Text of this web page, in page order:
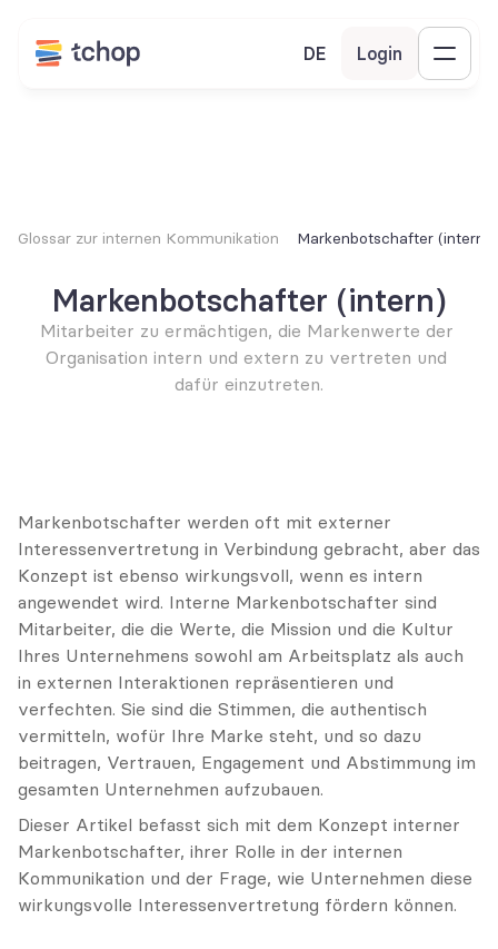
DE Login
Glossar zur internen Kommunikation Markenbotschafter (intern)
Markenbotschafter (intern)
Mitarbeiter zu ermächtigen, die Markenwerte der
Organisation intern und extern zu vertreten und
dafür einzutreten.
Markenbotschafter werden oft mit externer
Interessenvertretung in Verbindung gebracht, aber das
Konzept ist ebenso wirkungsvoll, wenn es intern
angewendet wird. Interne Markenbotschafter sind
Mitarbeiter, die die Werte, die Mission und die Kultur
Ihres Unternehmens sowohl am Arbeitsplatz als auch
in externen Interaktionen repräsentieren und
verfechten. Sie sind die Stimmen, die authentisch
vermitteln, wofür Ihre Marke steht, und so dazu
beitragen, Vertrauen, Engagement und Abstimmung im
gesamten Unternehmen aufzubauen.
Dieser Artikel befasst sich mit dem Konzept interner
Markenbotschafter, ihrer Rolle in der internen
Kommunikation und der Frage, wie Unternehmen diese
wirkungsvolle Interessenvertretung fördern können.